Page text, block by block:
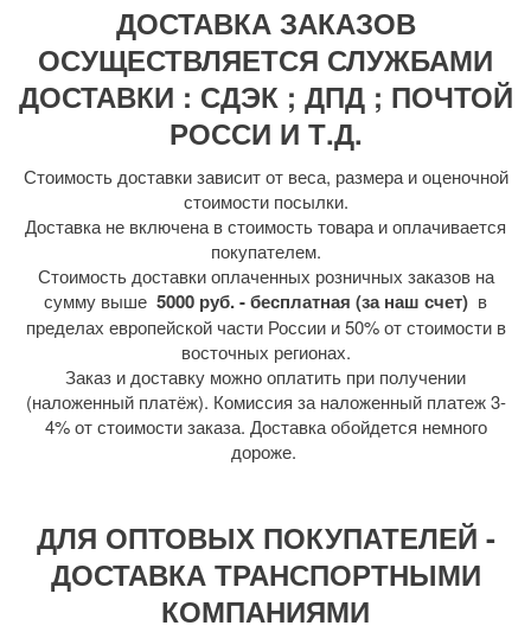
ДОСТАВКА ЗАКАЗОВ
ОСУЩЕСТВЛЯЕТСЯ СЛУЖБАМИ
ДОСТАВКИ : СДЭК ; ДПД ; ПОЧТОЙ
РОССИ И Т.Д.
Стоимость доставки зависит от веса, размера и оценочной
стоимости посылки.
Доставка не включена в стоимость товара и оплачивается
покупателем.
Стоимость доставки оплаченных розничных заказов на
сумму выше 5000 руб. - бесплатная (за наш счет) в
пределах европейской части России и 50% от стоимости в
восточных регионах.
Заказ и доставку можно оплатить при получении
(наложенный платёж). Комиссия за наложенный платеж 3-
4% от стоимости заказа. Доставка обойдется немного
дороже.
ДЛЯ ОПТОВЫХ ПОКУПАТЕЛЕЙ -
ДОСТАВКА ТРАНСПОРТНЫМИ
КОМПАНИЯМИ